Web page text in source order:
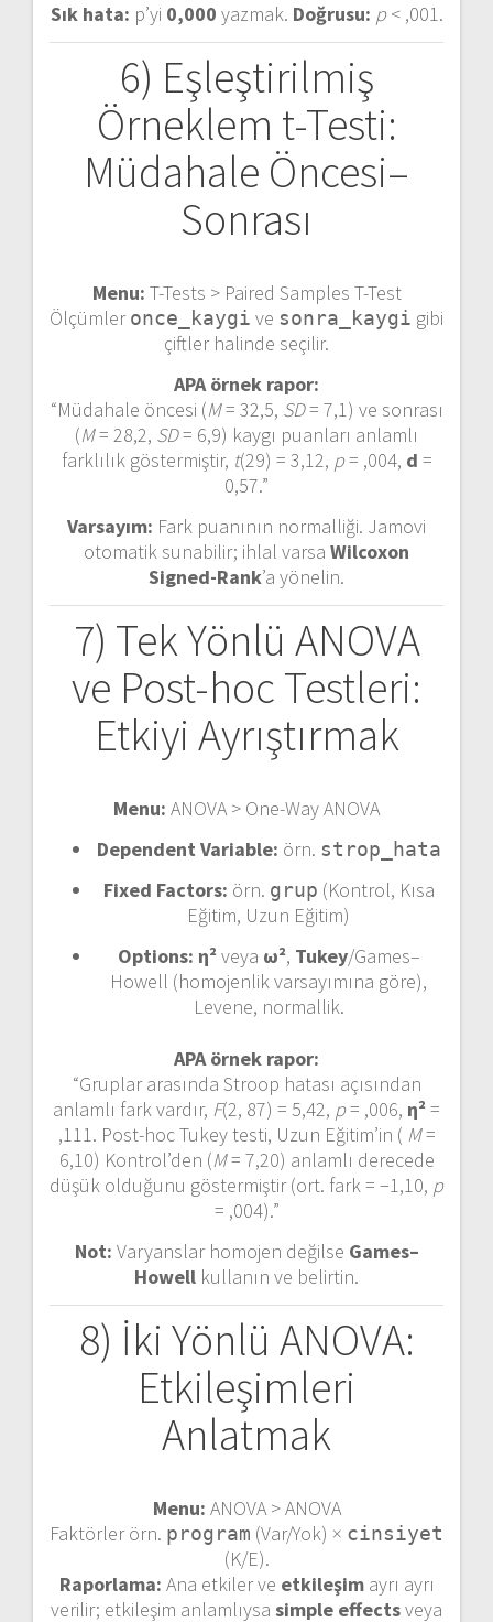
Sık hata: p’yi 0,000 yazmak. Doğrusu: p< ,001.
6) Eşleştirilmiş
Örneklem t-Testi:
Müdahale Öncesi–
Sonrası
Menu: T-Tests > Paired Samples T-Test
Ölçümleronce_kaygi ve sonra_kaygi gibi
çiftler halinde seçilir.
APA örnek rapor:
“Müdahale öncesi (M= 32,5, SD= 7,1) ve sonrası
(M= 28,2, SD= 6,9) kaygı puanları anlamlı
farklılık göstermiştir, t(29) = 3,12, p= ,004, d =
0,57.”
Varsayım: Fark puanının normalliği. Jamovi
otomatik sunabilir; ihlal varsa Wilcoxon
Signed-Rank’a yönelin.
7) Tek Yönlü ANOVA
ve Post-hoc Testleri:
Etkiyi Ayrıştırmak
Menu: ANOVA > One-Way ANOVA
Dependent Variable: örn. strop_hata
Fixed Factors: örn. grup (Kontrol, Kısa
Eğitim, Uzun Eğitim)
Options: η²veya ω², Tukey/Games–
Howell (homojenlik varsayımına göre),
Levene, normallik.
APA örnek rapor:
“Gruplar arasında Stroop hatası açısından
anlamlı fark vardır, F(2, 87) = 5,42, p= ,006, η²=
,111. Post-hoc Tukey testi, Uzun Eğitim’in ( M=
6,10) Kontrol’den (M= 7,20) anlamlı derecede
düşük olduğunu göstermiştir (ort. fark = −1,10, p
= ,004).”
Not: Varyanslar homojen değilse Games–
Howell kullanın ve belirtin.
8) İki Yönlü ANOVA:
Etkileşimleri
Anlatmak
Menu: ANOVA > ANOVA
Faktörler örn. program (Var/Yok) × cinsiyet
(K/E).
Raporlama: Ana etkiler ve etkileşimayrı ayrı
verilir; etkileşim anlamlıysa simple effectsveya